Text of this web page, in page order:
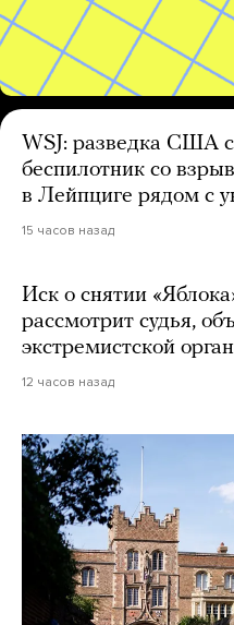
WSJ: разведка США
беспилотник со
в Лейпциге рядом с
15 часов назад
Иск о снятии
рассмотрит судья,
экстремистской
12 часов назад